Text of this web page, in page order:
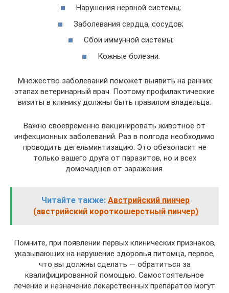
Нарушения нервной системы;
Заболевания сердца, сосудов;
Сбои иммунной системы;
Кожные болезни.
Множество заболеваний поможет выявить на ранних
этапах ветеринарный врач. Поэтому профилактические
визиты в клинику должны быть правилом владельца.
Важно своевременно вакцинировать животное от
инфекционных заболеваний. Раз в полгода необходимо
проводить дегельминтизацию. Это обезопасит не
только вашего друга от паразитов, но и всех
домочадцев от заражения.
Читайте также: Австрийский пинчер
(австрийский короткошерстный пинчер)
Помните, при появлении первых клинических признаков,
указывающих на нарушение здоровья питомца, первое,
что вы должны сделать — обратиться за
квалифицированной помощью. Самостоятельное
лечение и назначение лекарственных препаратов могут